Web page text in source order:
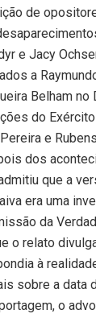
de
e Jacy
a
Belham no
do
e
dos
que a
era uma
da
o relato
à
sobre a data
o